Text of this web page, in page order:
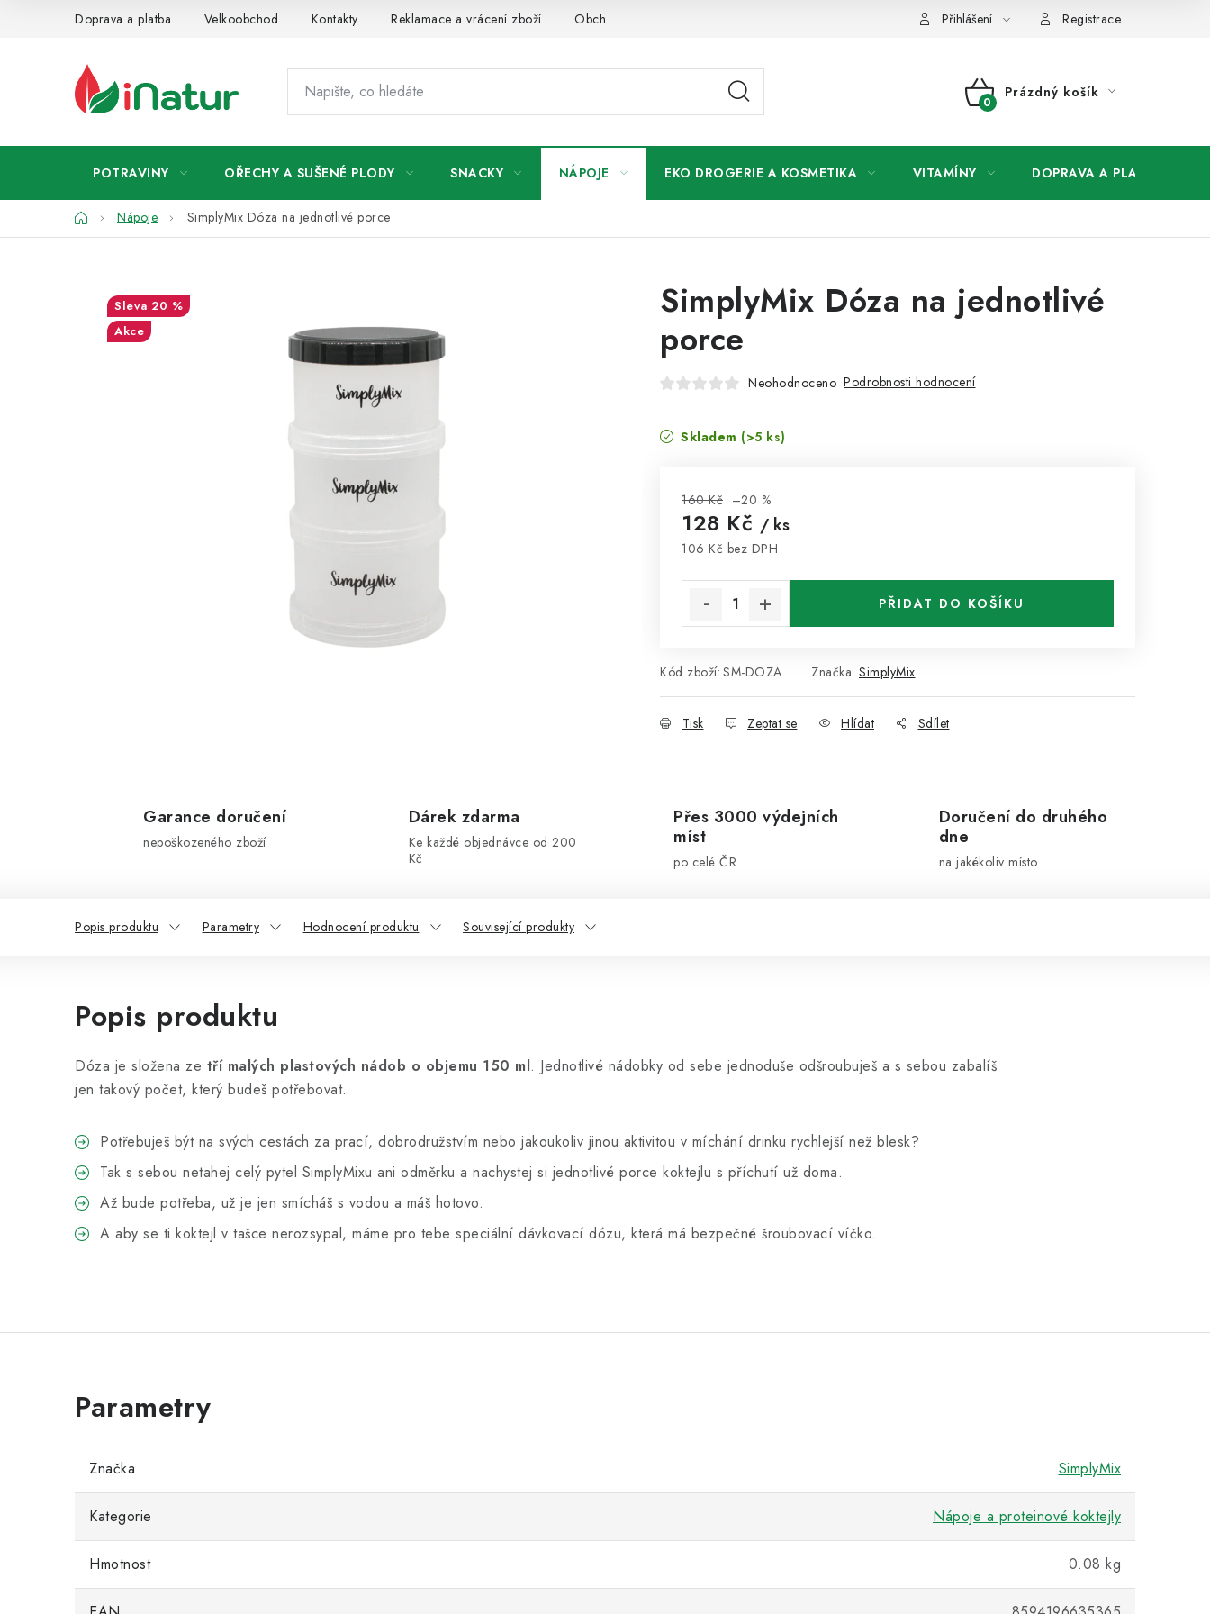
Doprava a platba Velkoobchod Kontakty Reklamace a vrácení zboží Obchodní podmínky Přihlášení Registrace
NÁKUPNÍ
Prázdný košík
POTRAVINY OŘECHY A SUŠENÉ PLODY SNACKY NÁPOJE EKO DROGERIE A KOSMETIKA VITAMÍNY DOPRAVA A PLATBA
DomůNápoje SimplyMix Dóza na jednotlivé porce
SimplyMix Dóza na jednotlivé
porce
Neohodnoceno Podrobnosti hodnocení
Skladem (>5 ks)
160 Kč –20 %
128 Kč / ks
106 Kč bez DPH
PŘIDAT DO KOŠÍKU
Kód zboží: SM-DOZA Značka: SimplyMix
Tisk Zeptat se Hlídat Sdílet
20 %
Akce
Garance doručení
nepoškozeného zboží
Dárek zdarma
Ke každé objednávce od 200
Kč
Přes 3000 výdejních
míst
po celé ČR
Doručení do druhého
dne
na jakékoliv místo
Popis produktu Parametry Hodnocení produktu Související produkty
Popis produktu
Dóza je složena ze tří malých plastových nádob o objemu 150 ml. Jednotlivé nádobky od sebe jednoduše odšroubuješ a s sebou zabalíš
jen takový počet, který budeš potřebovat.
Potřebuješ být na svých cestách za prací, dobrodružstvím nebo jakoukoliv jinou aktivitou v míchání drinku rychlejší než blesk?
Tak s sebou netahej celý pytel SimplyMixu ani odměrku a nachystej si jednotlivé porce koktejlu s příchutí už doma.
Až bude potřeba, už je jen smícháš s vodou a máš hotovo.
A aby se ti koktejl v tašce nerozsypal, máme pro tebe speciální dávkovací dózu, která má bezpečné šroubovací víčko.
Značka SimplyMix
Kategorie Nápoje a proteinové koktejly
Hmotnost 0.08 kg